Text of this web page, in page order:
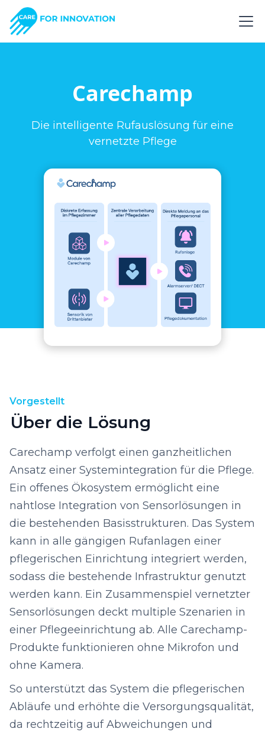
Carechamp
Die intelligente Rufauslösung für eine
vernetzte Pflege
Vorgestellt
Über die Lösung
Carechamp verfolgt einen ganzheitlichen
Ansatz einer Systemintegration für die Pflege.
Ein offenes Ökosystem ermöglicht eine
nahtlose Integration von Sensorlösungen in
die bestehenden Basisstrukturen. Das System
kann in alle gängigen Rufanlagen einer
pflegerischen Einrichtung integriert werden,
sodass die bestehende Infrastruktur genutzt
werden kann. Ein Zusammenspiel vernetzter
Sensorlösungen deckt multiple Szenarien in
einer Pflegeeinrichtung ab. Alle Carechamp-
Produkte funktionieren ohne Mikrofon und
ohne Kamera.
So unterstützt das System die pflegerischen
Abläufe und erhöhte die Versorgungsqualität,
da rechtzeitig auf Abweichungen und